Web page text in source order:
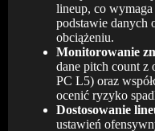
lineup, co
podstawie danych
obciążeniu.
Monitorowanie
dane pitch count z
PC L5) oraz
ocenić ryzyko
Dostosowanie
ustawień